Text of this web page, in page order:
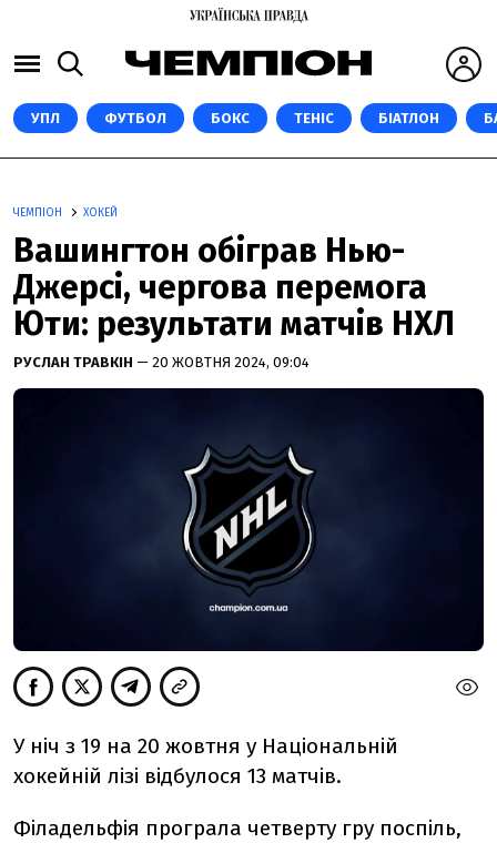
УПЛ ФУТБОЛ БОКС ТЕНІС БІАТЛОН
ЧЕМПІОН ХОКЕЙ
Вашингтон обіграв Нью-
Джерсі, чергова перемога
Юти: результати матчів НХЛ
РУСЛАН ТРАВКІН — 20 ЖОВТНЯ 2024, 09:04
У ніч з 19 на 20 жовтня у Національній
хокейній лізі відбулося 13 матчів.
Філадельфія програла четверту гру поспіль,